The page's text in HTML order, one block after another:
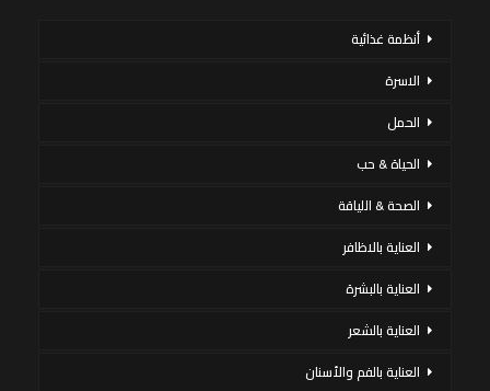
أنظمة غذائية
الاسرة
الحمل
الحياة & حب
الصحة & اللياقة
العناية بالاظافر
العناية بالبشرة
العناية بالشعر
العناية بالفم والأسنان